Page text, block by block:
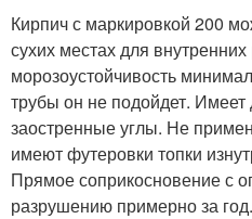
Кирпич с маркировкой 200
сухих местах для
морозоустойчивость
трубы он не подойдет.
заостренные углы. Не
имеют футеровки топки
Прямое соприкосновение с
разрушению примерно за год.